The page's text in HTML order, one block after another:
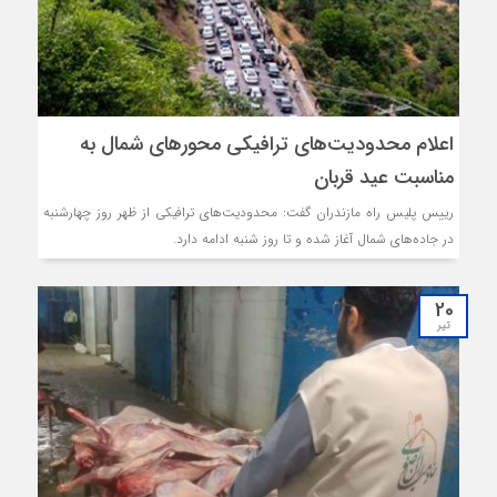
اعلام محدودیت‌های ترافیکی محورهای شمال به
مناسبت عید قربان
رییس پلیس راه مازندران گفت: محدودیت‌های ترافیکی از ظهر روز چهارشنبه
در جاده‌های شمال آغاز شده و تا روز شنبه ادامه دارد.
20
تیر